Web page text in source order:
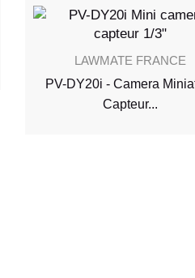
LAWMATE FRANCE
PV-DY20i - Camera
Capteur...